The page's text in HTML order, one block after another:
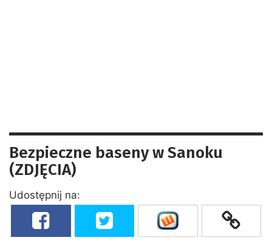
Bezpieczne baseny w Sanoku
(ZDJĘCIA)
Udostępnij na: